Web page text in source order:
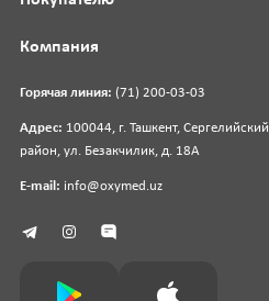
Горячая линия: (71) 200-03-03
Адрес: 100044, г. Ташкент, Сергелийский
район, ул. Безакчилик, д. 18А
E-mail: info@oxymed.uz
Компания